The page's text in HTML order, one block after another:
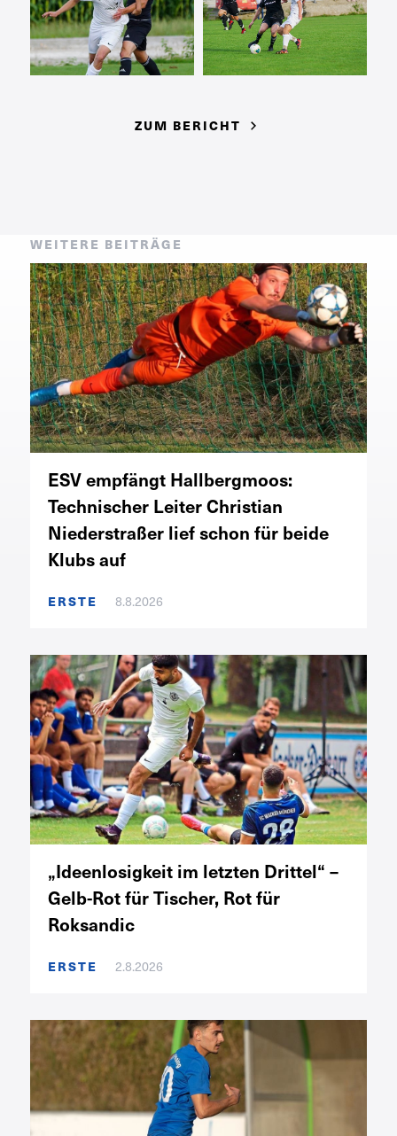
ZUM BERICHT
WEITERE BEITRÄGE
ESV empfängt Hallbergmoos:
Technischer Leiter Christian
Niederstraßer lief schon für beide
Klubs auf
ERSTE 8.8.2026
„Ideenlosigkeit im letzten Drittel“ –
Gelb-Rot für Tischer, Rot für
Roksandic
ERSTE 2.8.2026